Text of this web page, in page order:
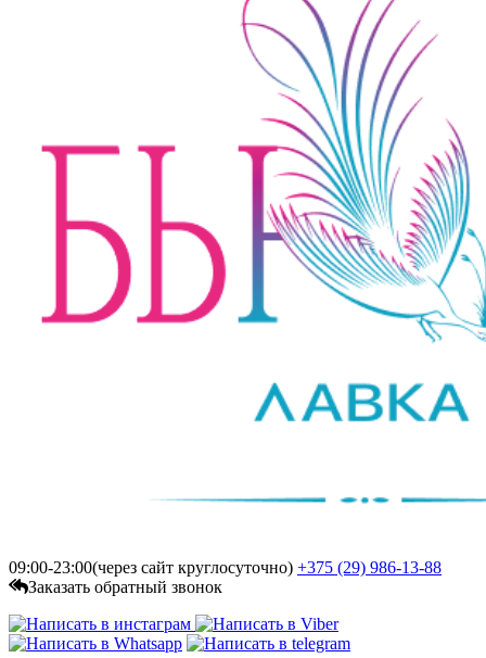
09:00-23:00(через сайт круглосуточно) +375 (29) 986-13-88
Заказать обратный звонок